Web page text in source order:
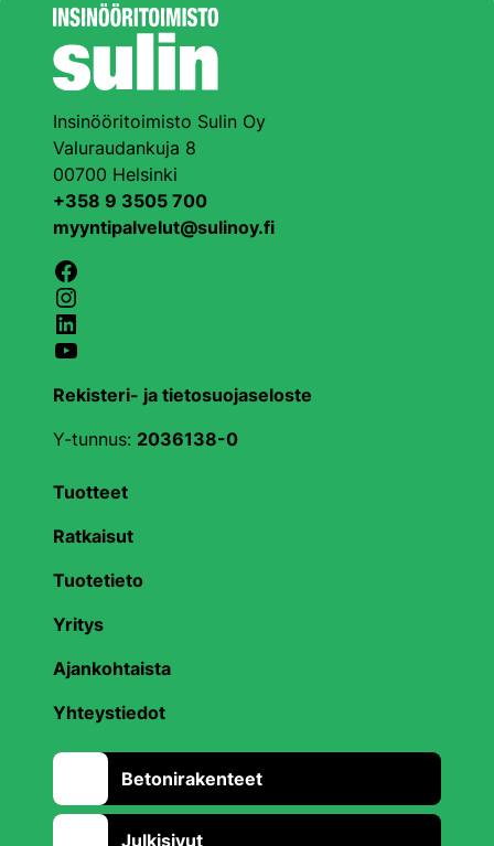
Insinööritoimisto Sulin Oy
Valuraudankuja 8
00700 Helsinki
+358 9 3505 700
myyntipalvelut@sulinoy.fi
Facebook
Instagram
LinkedIn
YouTube
Rekisteri- ja tietosuojaseloste
Y-tunnus: 2036138-0
Tuotteet
Ratkaisut
Tuotetieto
Yritys
Ajankohtaista
Yhteystiedot
Betonirakenteet
Julkisivut